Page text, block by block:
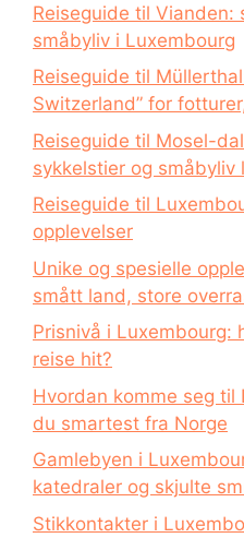
Reiseguide til Vianden:
småbyliv i Luxembourg
Reiseguide til
Switzerland” for
Reiseguide til Mosel-
sykkelstier og småbyliv
Reiseguide til
opplevelser
Unike og spesielle
smått land, store
Prisnivå i Luxembourg:
reise hit?
Hvordan komme seg til
du smartest fra Norge
Gamlebyen i
katedraler og skjulte
Stikkontakter i